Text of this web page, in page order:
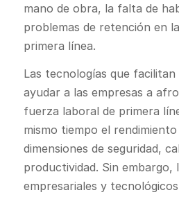
mano de obra, la falta de
problemas de retención en
primera línea.
Las tecnologías que
ayudar a las empresas a
fuerza laboral de primera
mismo tiempo el
dimensiones de seguridad,
productividad. Sin embargo,
empresariales y